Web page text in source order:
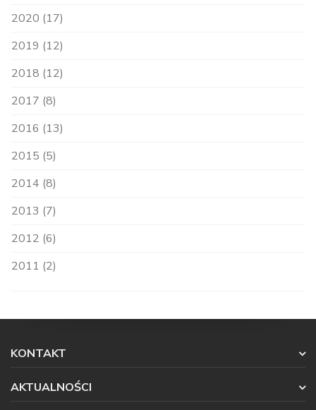
2020 (17)
2019 (12)
2018 (12)
2017 (8)
2016 (13)
2015 (5)
2014 (8)
2013 (7)
2012 (6)
2011 (2)
KONTAKT
AKTUALNOŚCI